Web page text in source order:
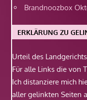
Brandnoozbox
ERKLÄRUNG ZU
Urteil des
Für alle Links die von
Ich distanziere mich
aller gelinkten Seiten